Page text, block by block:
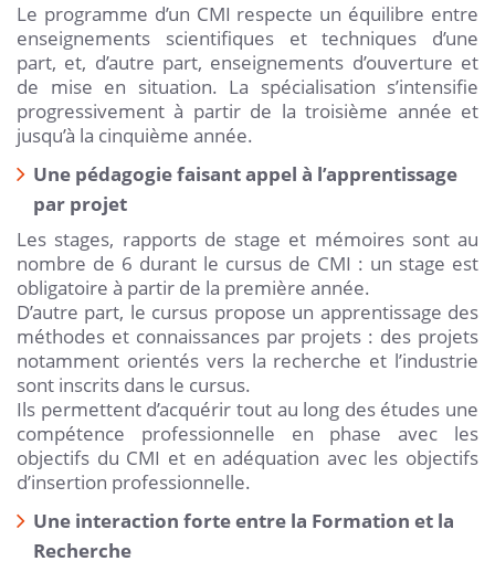
Le programme d’un CMI respecte un équilibre entre
enseignements scientifiques et techniques d’une
part, et, d’autre part, enseignements d’ouverture et
de mise en situation. La spécialisation s’intensifie
progressivement à partir de la troisième année et
jusqu’à la cinquième année.
Une pédagogie faisant appel à l’apprentissage
par projet
Les stages, rapports de stage et mémoires sont au
nombre de 6 durant le cursus de CMI : un stage est
obligatoire à partir de la première année.
D’autre part, le cursus propose un apprentissage des
méthodes et connaissances par projets : des projets
notamment orientés vers la recherche et l’industrie
sont inscrits dans le cursus.
Ils permettent d’acquérir tout au long des études une
compétence professionnelle en phase avec les
objectifs du CMI et en adéquation avec les objectifs
d’insertion professionnelle.
Une interaction forte entre la Formation et la
Recherche